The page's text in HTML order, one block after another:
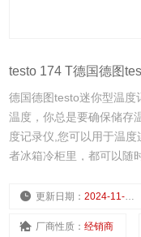
testo 174 T德国德图
德国德图testo迷你型温度
温度，你总是要确保储存
度记录仪,您可以用于温
者冰箱冷柜里，都可以随
更新日期：2024-11-22
厂商性质：经销商